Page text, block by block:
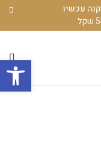
קנה עכשיו
פתח